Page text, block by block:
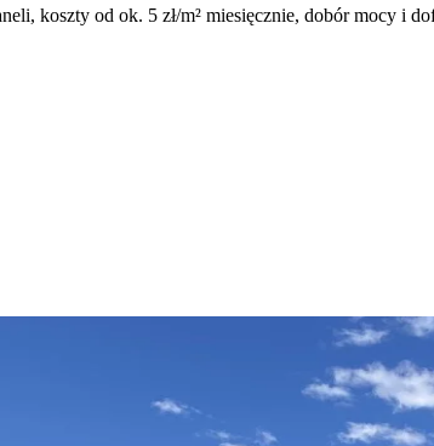
koszty od ok. 5 zł/m² miesięcznie, dobór mocy i